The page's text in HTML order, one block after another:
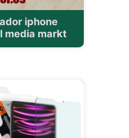
iphone
media markt